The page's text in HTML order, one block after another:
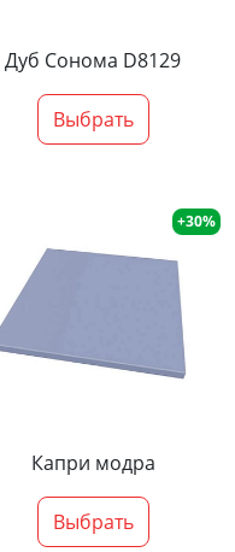
Дуб Сонома D8129
Выбрать
+30%
Капри модра
Выбрать